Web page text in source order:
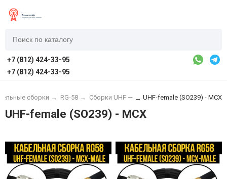
+7 (812) 424-33-95
+7 (812) 424-33-95
сборки → RG-58 → Сборки UHF — → UHF-female (SO239) - MCX
UHF-female (SO239) - MCX